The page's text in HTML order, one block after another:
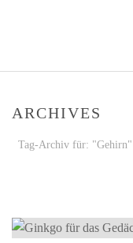
ARCHIVES
Tag-Archiv für: "Gehirn"